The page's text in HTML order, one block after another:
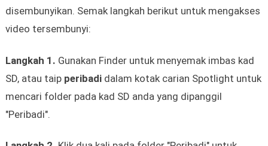
disembunyikan. Semak langkah berikut untuk mengakses
video tersembunyi:
Langkah 1. Gunakan Finder untuk menyemak imbas kad
SD, atau taip peribadidalam kotak carian Spotlight untuk
mencari folder pada kad SD anda yang dipanggil
"Peribadi".